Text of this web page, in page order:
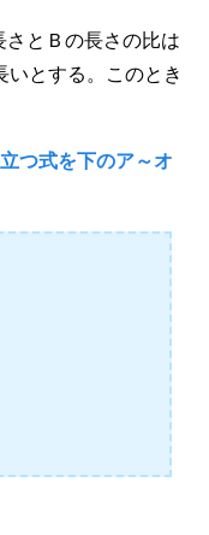
とＢの長さの比は
とする。このとき
つ式を下のア～オ